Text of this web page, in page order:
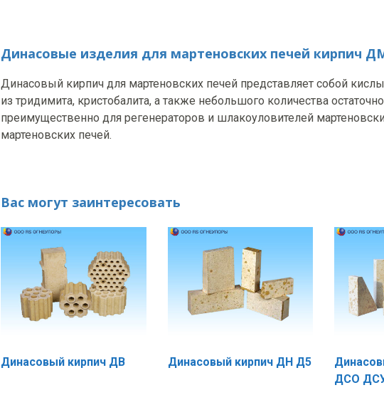
Динасовые изделия для мартеновских печей кирпич
Динасовый кирпич для мартеновских печей представляет собой
из тридимита, кристобалита, а также небольшого количества
преимущественно для регенераторов и шлакоуловителей
мартеновских печей.
Вас могут заинтересовать
Динасовый кирпич ДВ Динасовый кирпич ДН Д5
ДСО